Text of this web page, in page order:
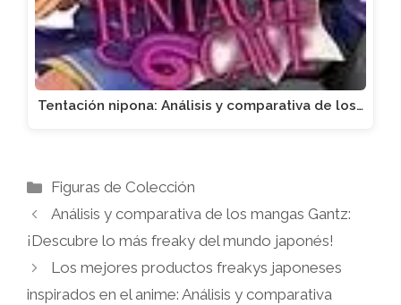
Tentación nipona: Análisis y comparativa de los…
Categorías
Figuras de Colección
Análisis y comparativa de los mangas Gantz:
¡Descubre lo más freaky del mundo japonés!
Los mejores productos freakys japoneses
inspirados en el anime: Análisis y comparativa